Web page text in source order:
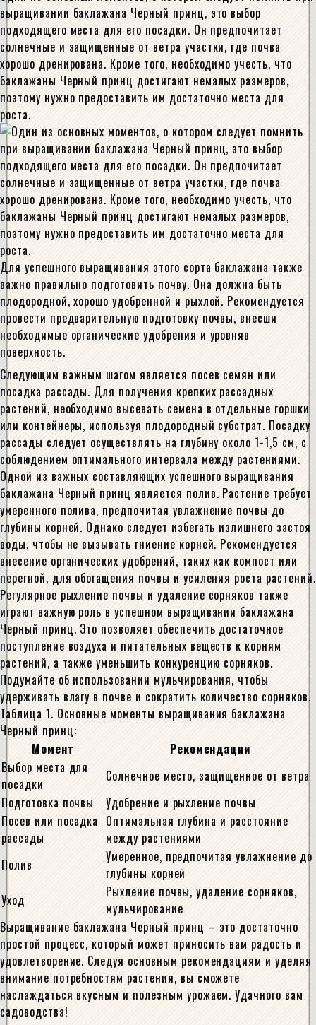
выращивании баклажана Черный принц, это выбор
подходящего места для его посадки. Он предпочитает
солнечные и защищенные от ветра участки, где почва
хорошо дренирована. Кроме того, необходимо учесть, что
баклажаны Черный принц достигают немалых размеров,
поэтому нужно предоставить им достаточно места для
роста.
Для успешного выращивания этого сорта баклажана также
важно правильно подготовить почву. Она должна быть
плодородной, хорошо удобренной и рыхлой. Рекомендуется
провести предварительную подготовку почвы, внесши
необходимые органические удобрения и уровняв
поверхность.
Следующим важным шагом является посев семян или
посадка рассады. Для получения крепких рассадных
растений, необходимо высевать семена в отдельные горшки
или контейнеры, используя плодородный субстрат. Посадку
рассады следует осуществлять на глубину около 1-1,5 см, с
соблюдением оптимального интервала между растениями.
Одной из важных составляющих успешного выращивания
баклажана Черный принц является полив. Растение требует
умеренного полива, предпочитая увлажнение почвы до
глубины корней. Однако следует избегать излишнего застоя
воды, чтобы не вызывать гниение корней. Рекомендуется
внесение органических удобрений, таких как компост или
перегной, для обогащения почвы и усиления роста растений.
Регулярное рыхление почвы и удаление сорняков также
играют важную роль в успешном выращивании баклажана
Черный принц. Это позволяет обеспечить достаточное
поступление воздуха и питательных веществ к корням
растений, а также уменьшить конкуренцию сорняков.
Подумайте об использовании мульчирования, чтобы
удерживать влагу в почве и сократить количество сорняков.
Таблица 1. Основные моменты выращивания баклажана
Черный принц:
Момент
Рекомендации
Выбор места для
посадки
Солнечное место, защищенное от ветра
Подготовка почвы
Удобрение и рыхление почвы
Посев или посадка
рассады
Оптимальная глубина и расстояние
между растениями
Полив
Умеренное, предпочитая увлажнение до
глубины корней
Уход
Рыхление почвы, удаление сорняков,
мульчирование
Выращивание баклажана Черный принц – это достаточно
простой процесс, который может приносить вам радость и
удовлетворение. Следуя основным рекомендациям и уделяя
внимание потребностям растения, вы сможете
наслаждаться вкусным и полезным урожаем. Удачного вам
садоводства!